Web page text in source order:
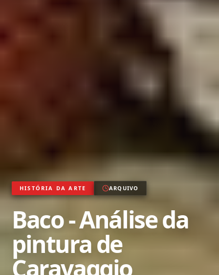
HISTÓRIA DA ARTE ARQUIVO
Baco - Análise da
pintura de
Caravaggio